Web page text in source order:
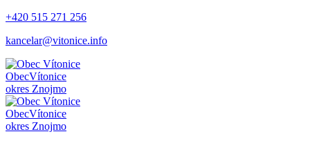
+420 515 271 256
kancelar@vitonice.info
ObecVítonice
okres Znojmo
ObecVítonice
okres Znojmo